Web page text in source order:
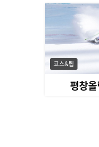
평창
코스&팁